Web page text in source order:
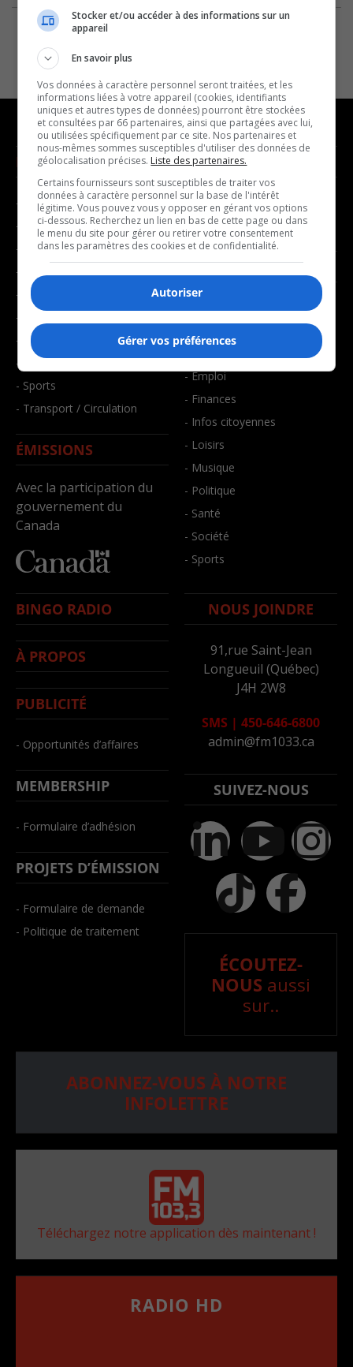
NOUVELLES
- Affaires municipales
- Communauté / Social
- Culture
- Économie
- Éducation
- Environnement
- Faits divers
- Santé et bien-être
- Sports
- Transport / Circulation
ÉMISSIONS
Avec la participation du
gouvernement du
Canada
MUSIQUE
- Décompte franco
- Joué récemment
BALADOS
- Affaires
- Emploi
- Finances
- Infos citoyennes
- Loisirs
- Musique
- Politique
- Santé
- Société
- Sports
BINGO RADIO
À PROPOS
PUBLICITÉ
- Opportunités d’affaires
MEMBERSHIP
- Formulaire d’adhésion
PROJETS D’ÉMISSION
- Formulaire de demande
- Politique de traitement
NOUS JOINDRE
91,rue Saint-Jean
Longueuil (Québec)
J4H 2W8
SMS | 450-646-6800
admin@fm1033.ca
SUIVEZ-NOUS
ÉCOUTEZ-
NOUS aussi
sur..
ABONNEZ-VOUS À NOTRE
INFOLETTRE
Téléchargez notre application dès maintenant !
RADIO HD
Stocker et/ou accéder à des informations sur un
appareil
En savoir plus
Vos données à caractère personnel seront traitées, et les
informations liées à votre appareil (cookies, identifiants
uniques et autres types de données) pourront être stockées
et consultées par 66 partenaires, ainsi que partagées avec lui,
ou utilisées spécifiquement par ce site. Nos partenaires et
nous-mêmes sommes susceptibles d'utiliser des données de
géolocalisation précises. Liste des partenaires.
Certains fournisseurs sont susceptibles de traiter vos
données à caractère personnel sur la base de l'intérêt
légitime. Vous pouvez vous y opposer en gérant vos options
ci-dessous. Recherchez un lien en bas de cette page ou dans
le menu du site pour gérer ou retirer votre consentement
dans les paramètres des cookies et de confidentialité.
Autoriser
Gérer vos préférences